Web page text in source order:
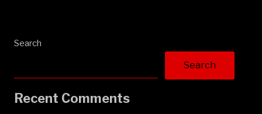
Search
Search
Recent Comments